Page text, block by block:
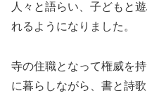
人々と語らい、子どもと
れるようになりました。
寺の住職となって権威を
に暮らしながら、書と詩